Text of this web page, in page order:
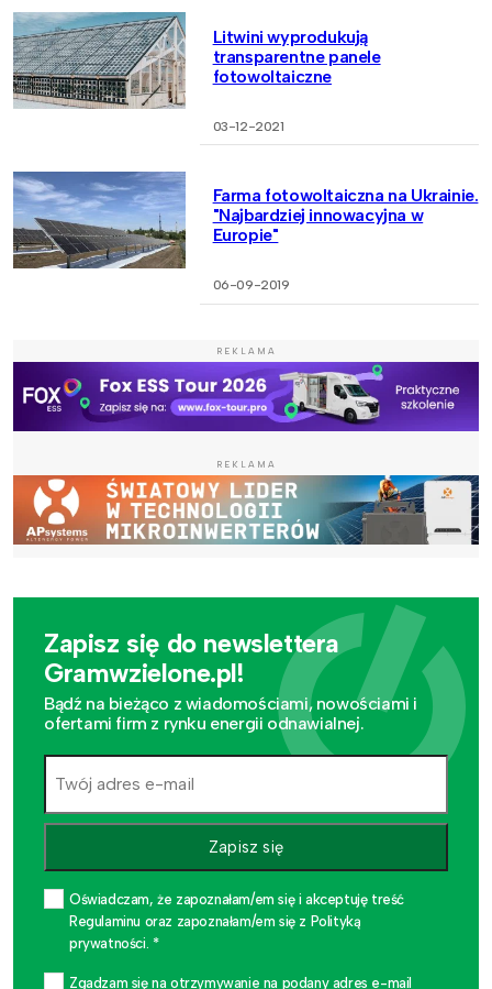
Litwini wyprodukują
transparentne panele
fotowoltaiczne
03-12-2021
Farma fotowoltaiczna na Ukrainie.
"Najbardziej innowacyjna w
Europie"
06-09-2019
REKLAMA
REKLAMA
Zapisz się do newslettera
Gramwzielone.pl!
Bądź na bieżąco z wiadomościami, nowościami i
ofertami firm z rynku energii odnawialnej.
Zapisz się
Oświadczam, że zapoznałam/em się i akceptuję treść
Regulaminu oraz zapoznałam/em się z Polityką
prywatności. *
Zgadzam się na otrzymywanie na podany adres e-mail